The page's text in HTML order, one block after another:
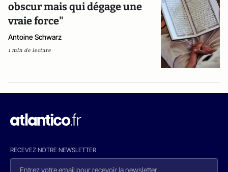
obscur mais qui dégage une
vraie force"
Antoine Schwarz
1 min de lecture
RECEVEZ NOTRE NEWSLETTER